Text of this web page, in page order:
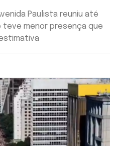
Paulista reuniu até
teve menor presença que